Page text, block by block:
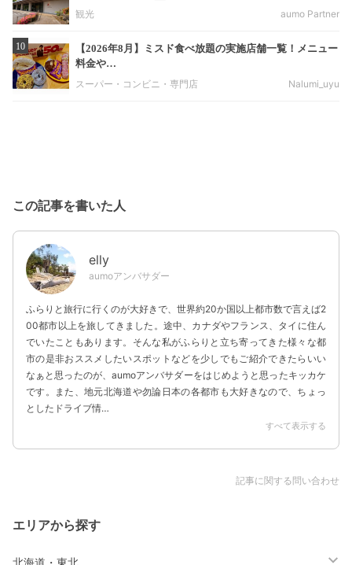
観光
aumo Partner
10
【2026年8月】ミスド食べ放題の実施店舗一覧！メニュー
料金や…
スーパー・コンビニ・専門店
Nalumi_uyu
この記事を書いた人
elly
aumoアンバサダー
ふらりと旅行に行くのが大好きで、世界約20か国以上都市数で言えば2
00都市以上を旅してきました。途中、カナダやフランス、タイに住ん
でいたこともあります。そんな私がふらりと立ち寄ってきた様々な都
市の是非おススメしたいスポットなどを少しでもご紹介できたらいい
なぁと思ったのが、aumoアンバサダーをはじめようと思ったキッカケ
です。また、地元北海道や勿論日本の各都市も大好きなので、ちょっ
としたドライブ情…
すべて表示する
記事に関する問い合わせ
エリアから探す
北海道・東北